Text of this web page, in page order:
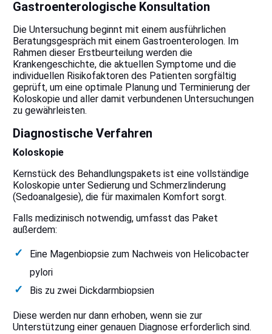
Gastroenterologische Konsultation
Die Untersuchung beginnt mit einem ausführlichen
Beratungsgespräch mit einem Gastroenterologen. Im
Rahmen dieser Erstbeurteilung werden die
Krankengeschichte, die aktuellen Symptome und die
individuellen Risikofaktoren des Patienten sorgfältig
geprüft, um eine optimale Planung und Terminierung der
Koloskopie und aller damit verbundenen Untersuchungen
zu gewährleisten.
Diagnostische Verfahren
Koloskopie
Kernstück des Behandlungspakets ist eine vollständige
Koloskopie unter Sedierung und Schmerzlinderung
(Sedoanalgesie), die für maximalen Komfort sorgt.
Falls medizinisch notwendig, umfasst das Paket
außerdem:
Eine Magenbiopsie zum Nachweis von Helicobacter
pylori
Bis zu zwei Dickdarmbiopsien
Diese werden nur dann erhoben, wenn sie zur
Unterstützung einer genauen Diagnose erforderlich sind.